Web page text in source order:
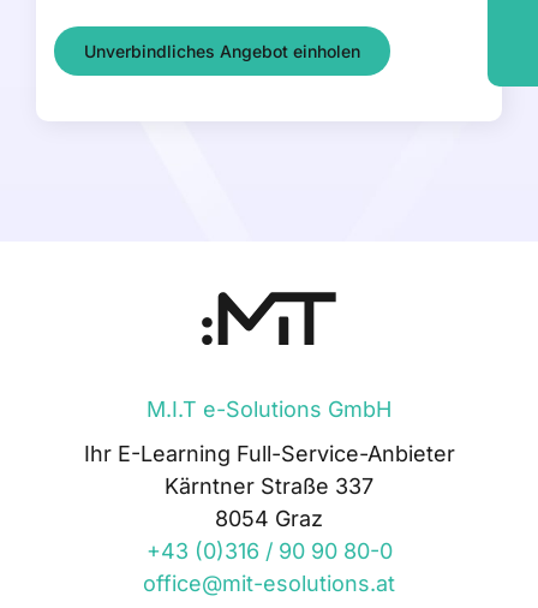
Unverbindliches Angebot einholen
M.I.T e-Solutions GmbH
Ihr E-Learning Full-Service-Anbieter
Kärntner Straße 337
8054 Graz
+43 (0)316 / 90 90 80-0
office@mit-esolutions.at